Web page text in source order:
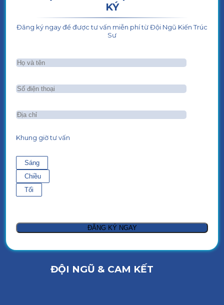
KÝ
Đăng ký ngay để được tư vấn miễn phí từ Đội Ngũ Kiến Trúc
Sư
Khung giờ tư vấn
Sáng
Chiều
Tối
ĐỘI NGŨ & CAM KẾT